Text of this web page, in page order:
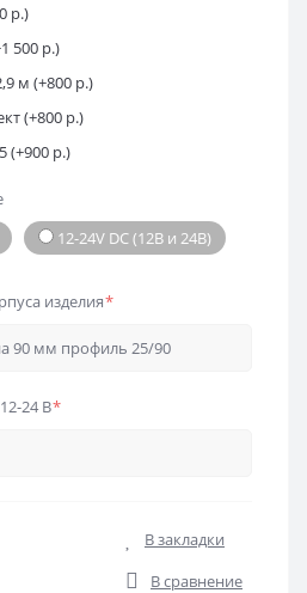
р.)
500 р.)
м (+800 р.)
(+800 р.)
(+900 р.)
12-24V DC (12В и 24В)
изделия*
24 В*
В закладки
В сравнение